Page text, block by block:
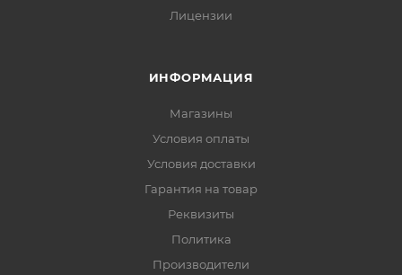
Лицензии
ИНФОРМАЦИЯ
Магазины
Условия оплаты
Условия доставки
Гарантия на товар
Реквизиты
Политика
Производители